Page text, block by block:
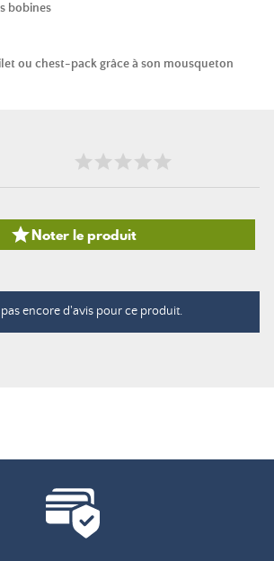
bobines
ou chest-pack grâce à son mousqueton
Noter le produit
pas encore d'avis pour ce produit.